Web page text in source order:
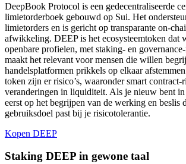
DeepBook Protocol is een gedecentraliseerde
limietorderboek gebouwd op Sui. Het
limietorders en is gericht op transparante on-
afwikkeling. DEEP is het ecosysteemtoken dat
openbare profielen, met staking- en
maakt het relevant voor mensen die willen
handelsplatformen prikkels op elkaar
token zijn er risico’s, waaronder smart contract-
veranderingen in liquiditeit. Als je nieuw bent
eerst op het begrijpen van de werking en beslis
gebruiksdoel past bij je risicotolerantie.
Kopen DEEP
Staking DEEP in gewone taal